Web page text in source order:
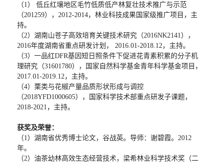
（1 ） 低丘红壤地区毛竹低质低产林复壮技术推广与示范
（201259）， 2012-2014，林业科技成果国家级推广项目，主
持。
（2）湖南山苍子高效培育关键技术研究（2016NK2141 ），
2016年度湖南省重点研发计划， 2016.01-2018.12 ，主持。
（3）一品红DFR基因短日照条件下促进花青素积累的分子机
理研究（31601780），国家自然科学基金青年科学基金项目，
2017.01-2019.12 ，主持。
（4）栗类与花椒产量品质形状形成与调控
（2018YFD1000605），国家科学技术部重点研发子课题，
2018-2021 ，主持。
获奖及荣誉：
（1 ）湖南省优秀博士论文，谷战英。导师：谢碧霞。 2012
年。
（2）油茶幼林高效生态经营技术，梁希林业科学技术奖（二